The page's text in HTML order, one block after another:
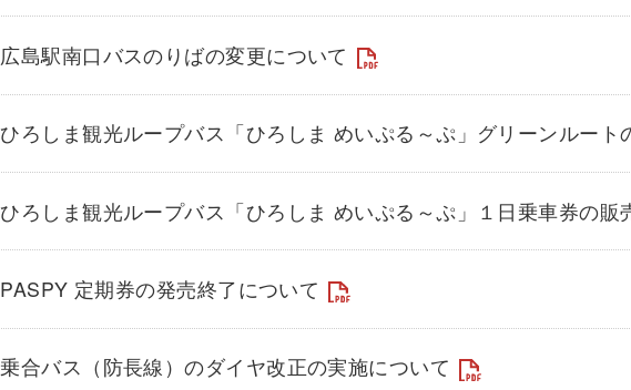
広島駅南口バスのりばの変更について
ひろしま観光ループバス「ひろしま めいぷる～ぷ」グリーンルート
ひろしま観光ループバス「ひろしま めいぷる～ぷ」１日乗車券の販
PASPY 定期券の発売終了について
乗合バス（防長線）のダイヤ改正の実施について